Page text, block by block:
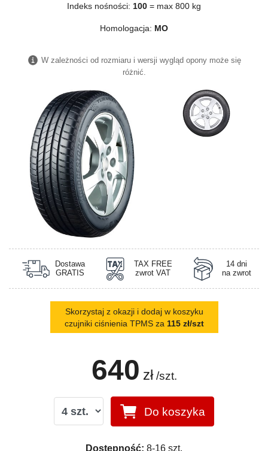
Indeks nośności: 100 = max 800 kg
Homologacja: MO
W zależności od rozmiaru i wersji wygląd opony może się
różnić.
Dostawa
GRATIS
TAX FREE
zwrot VAT
14 dni
na zwrot
Skorzystaj z okazji i dodaj w koszyku
czujniki ciśnienia TPMS za 115 zł/szt
640 zł /szt.
Do koszyka
Dostępność: 8-16 szt.